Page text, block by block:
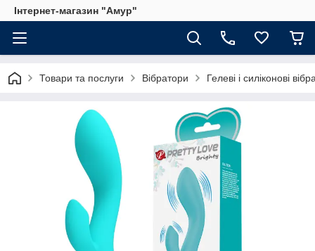
Інтернет-магазин "Амур"
Товари та послуги Вібратори Гелеві і силіконові